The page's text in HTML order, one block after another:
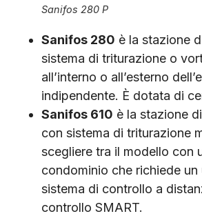
Sanifos 280 P
Sanifos 280 è la stazione
sistema di triturazione o
all’interno o all’esterno
indipendente. È dotata di
Sanifos 610 è la stazione
con sistema di triturazione
scegliere tra il modello con
condominio che richiede
sistema di controllo a
controllo SMART.